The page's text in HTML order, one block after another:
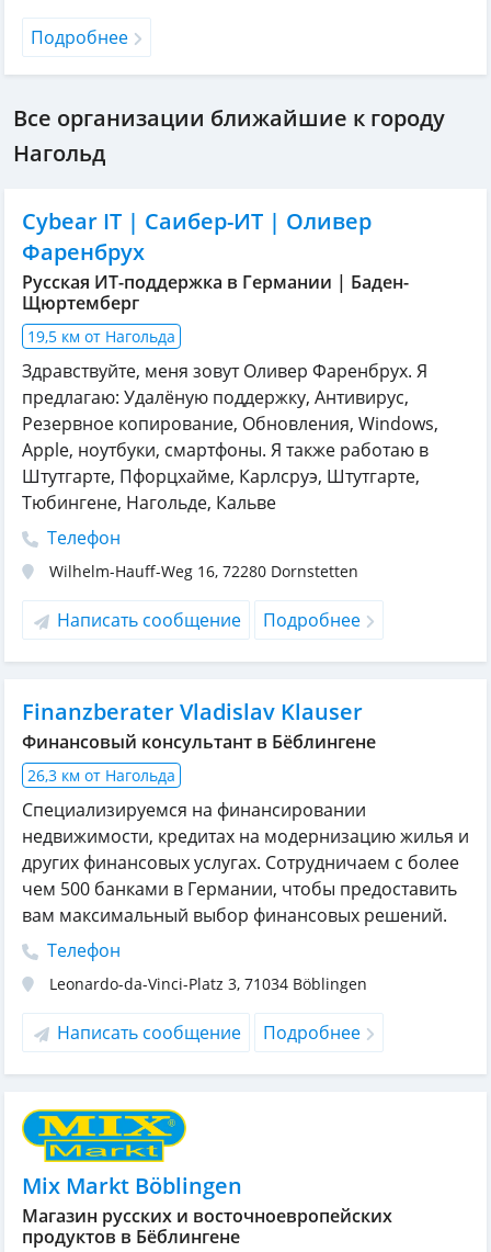
Подробнее
Все организации ближайшие к городу
Нагольд
Cybear IT | Саибер-ИТ | Оливер
Фаренбрух
Русская ИТ-поддержка в Германии | Баден-
Щюртемберг
19,5 км от Нагольда
Здравствуйте, меня зовут Оливер Фаренбрух. Я
предлагаю: Удалёную поддержку, Aнтивирус,
Pезервное копирование, Oбновления, Windows,
Apple, ноутбуки, смартфоны. Я также работаю в
Штутгарте, Пфорцхайме, Карлсруэ, Штутгарте,
Тюбингене, Нагольде, Кальве
Телефон
Wilhelm-Hauff-Weg 16, 72280 Dornstetten
Написать сообщение Подробнее
Finanzberater Vladislav Klauser
Финансовый консультант в Бёблингене
26,3 км от Нагольда
Специализируемся на финансировании
недвижимости, кредитах на модернизацию жилья и
других финансовых услугах. Сотрудничаем с более
чем 500 банками в Германии, чтобы предоставить
вам максимальный выбор финансовых решений.
Телефон
Leonardo-da-Vinci-Platz 3, 71034 Böblingen
Написать сообщение Подробнее
Mix Markt Böblingen
Магазин русских и восточноевропейских
продуктов в Бёблингене